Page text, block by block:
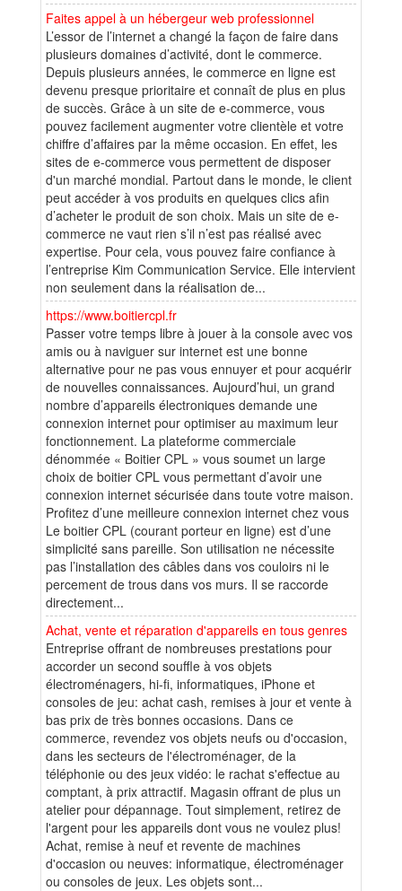
Faites appel à un hébergeur web professionnel
L’essor de l’internet a changé la façon de faire dans
plusieurs domaines d’activité, dont le commerce.
Depuis plusieurs années, le commerce en ligne est
devenu presque prioritaire et connaît de plus en plus
de succès. Grâce à un site de e-commerce, vous
pouvez facilement augmenter votre clientèle et votre
chiffre d’affaires par la même occasion. En effet, les
sites de e-commerce vous permettent de disposer
d'un marché mondial. Partout dans le monde, le client
peut accéder à vos produits en quelques clics afin
d’acheter le produit de son choix. Mais un site de e-
commerce ne vaut rien s’il n’est pas réalisé avec
expertise. Pour cela, vous pouvez faire confiance à
l’entreprise Kim Communication Service. Elle intervient
non seulement dans la réalisation de...
https://www.boitiercpl.fr
Passer votre temps libre à jouer à la console avec vos
amis ou à naviguer sur internet est une bonne
alternative pour ne pas vous ennuyer et pour acquérir
de nouvelles connaissances. Aujourd’hui, un grand
nombre d’appareils électroniques demande une
connexion internet pour optimiser au maximum leur
fonctionnement. La plateforme commerciale
dénommée « Boitier CPL » vous soumet un large
choix de boitier CPL vous permettant d’avoir une
connexion internet sécurisée dans toute votre maison.
Profitez d’une meilleure connexion internet chez vous
Le boitier CPL (courant porteur en ligne) est d’une
simplicité sans pareille. Son utilisation ne nécessite
pas l’installation des câbles dans vos couloirs ni le
percement de trous dans vos murs. Il se raccorde
directement...
Achat, vente et réparation d'appareils en tous genres
Entreprise offrant de nombreuses prestations pour
accorder un second souffle à vos objets
électroménagers, hi-fi, informatiques, iPhone et
consoles de jeu: achat cash, remises à jour et vente à
bas prix de très bonnes occasions. Dans ce
commerce, revendez vos objets neufs ou d'occasion,
dans les secteurs de l'électroménager, de la
téléphonie ou des jeux vidéo: le rachat s'effectue au
comptant, à prix attractif. Magasin offrant de plus un
atelier pour dépannage. Tout simplement, retirez de
l'argent pour les appareils dont vous ne voulez plus!
Achat, remise à neuf et revente de machines
d'occasion ou neuves: informatique, électroménager
ou consoles de jeux. Les objets sont...